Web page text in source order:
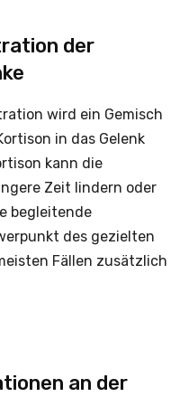
der
wird ein Gemisch
in das Gelenk
kann die
Zeit lindern oder
begleitende
des gezielten
Fällen zusätzlich
an der